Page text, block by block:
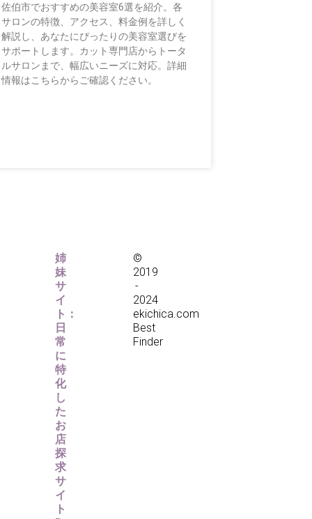
佐伯市でおすすめの美容室6選を紹介。各
サロンの特徴、アクセス、料金例を詳しく
解説し、あなたにぴったりの美容室選びを
サポートします。カット専門店からトータ
ルサロンまで、幅広いニーズに対応。詳細
情報はこちらからご確認ください。
姉
妹
サ
イ
ト：
日
常
に
特
化
し
た
お
店
探
求
サ
イ
ト
©
2019
-
2024
ekichica.com
Best
Finder